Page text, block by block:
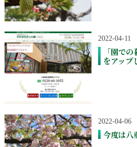
2022-04-11
「園で
をアップ
2022-04-06
今度は八